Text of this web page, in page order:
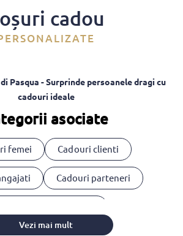
cadou
Pasqua - Surprinde persoanele dragi cu
cadouri ideale
asociate
femei Cadouri clienti
Cadouri parteneri
Vezi mai mult